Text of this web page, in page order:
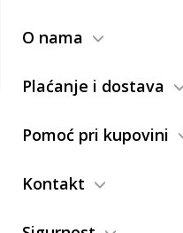
O nama
Plaćanje i dostava
Pomoć pri kupovini
Kontakt